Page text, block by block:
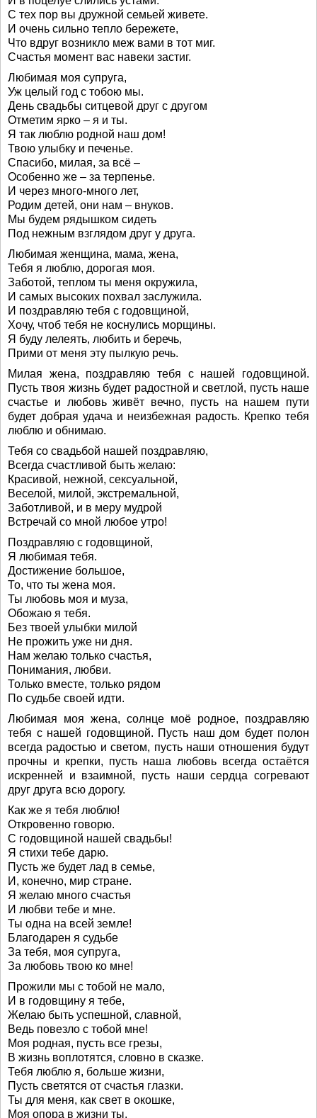
С тех пор вы дружной семьей живете.
И очень сильно тепло бережете,
Что вдруг возникло меж вами в тот миг.
Счастья момент вас навеки застиг.
Любимая моя супруга,
Уж целый год с тобою мы.
День свадьбы ситцевой друг с другом
Отметим ярко – я и ты.
Я так люблю родной наш дом!
Твою улыбку и печенье.
Спасибо, милая, за всё –
Особенно же – за терпенье.
И через много-много лет,
Родим детей, они нам – внуков.
Мы будем рядышком сидеть
Под нежным взглядом друг у друга.
Любимая женщина, мама, жена,
Тебя я люблю, дорогая моя.
Заботой, теплом ты меня окружила,
И самых высоких похвал заслужила.
И поздравляю тебя с годовщиной,
Хочу, чтоб тебя не коснулись морщины.
Я буду лелеять, любить и беречь,
Прими от меня эту пылкую речь.
Милая жена, поздравляю тебя с нашей годовщиной.
Пусть твоя жизнь будет радостной и светлой, пусть наше
счастье и любовь живёт вечно, пусть на нашем пути
будет добрая удача и неизбежная радость. Крепко тебя
люблю и обнимаю.
Тебя со свадьбой нашей поздравляю,
Всегда счастливой быть желаю:
Красивой, нежной, сексуальной,
Веселой, милой, экстремальной,
Заботливой, и в меру мудрой
Встречай со мной любое утро!
Поздравляю с годовщиной,
Я любимая тебя.
Достижение большое,
То, что ты жена моя.
Ты любовь моя и муза,
Обожаю я тебя.
Без твоей улыбки милой
Не прожить уже ни дня.
Нам желаю только счастья,
Понимания, любви.
Только вместе, только рядом
По судьбе своей идти.
Любимая моя жена, солнце моё родное, поздравляю
тебя с нашей годовщиной. Пусть наш дом будет полон
всегда радостью и светом, пусть наши отношения будут
прочны и крепки, пусть наша любовь всегда остаётся
искренней и взаимной, пусть наши сердца согревают
друг друга всю дорогу.
Как же я тебя люблю!
Откровенно говорю.
С годовщиной нашей свадьбы!
Я стихи тебе дарю.
Пусть же будет лад в семье,
И, конечно, мир стране.
Я желаю много счастья
И любви тебе и мне.
Ты одна на всей земле!
Благодарен я судьбе
За тебя, моя супруга,
За любовь твою ко мне!
Прожили мы с тобой не мало,
И в годовщину я тебе,
Желаю быть успешной, славной,
Ведь повезло с тобой мне!
Моя родная, пусть все грезы,
В жизнь воплотятся, словно в сказке.
Тебя люблю я, больше жизни,
Пусть светятся от счастья глазки.
Ты для меня, как свет в окошке,
Моя опора в жизни ты.